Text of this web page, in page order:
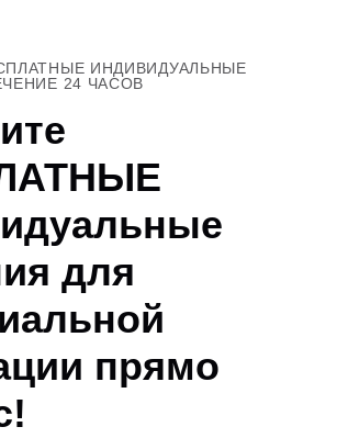
ИНДИВИДУАЛЬНЫЕ
24 ЧАСОВ
для
прямо